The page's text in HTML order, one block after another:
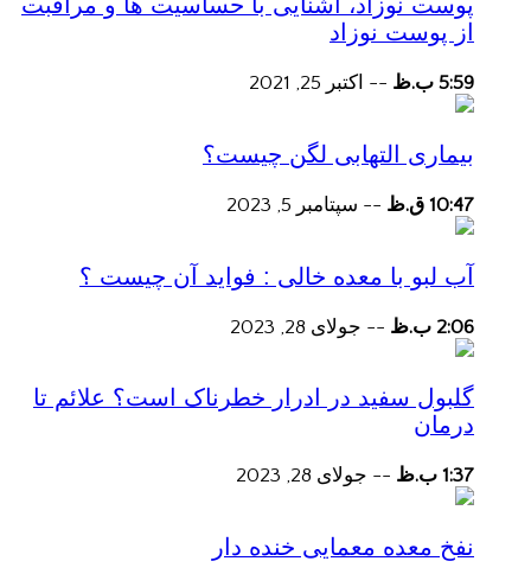
از پوست نوزاد
5:59 ب.ظ -- اکتبر 25, 2021
بیماری التهابی لگن چیست؟
10:47 ق.ظ -- سپتامبر 5, 2023
آب لبو با معده خالی : فواید آن چیست ؟
2:06 ب.ظ -- جولای 28, 2023
گلبول سفید در ادرار خطرناک است؟ علائم تا
درمان
1:37 ب.ظ -- جولای 28, 2023
نفخ معده معمایی خنده دار